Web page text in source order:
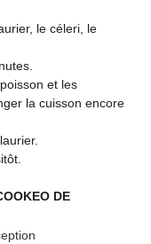
le céleri, le
et les
la cuisson encore
DE